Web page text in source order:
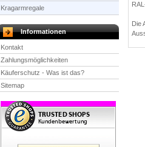
Kragarmregale
Informationen
Kontakt
Zahlungsmöglichkeiten
Käuferschutz - Was ist das?
Sitemap
Die